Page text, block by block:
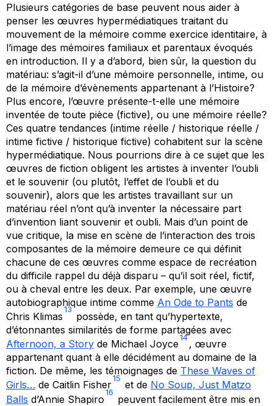
Plusieurs catégories de base peuvent nous aider à
penser les œuvres hypermédiatiques traitant du
mouvement de la mémoire comme exercice identitaire, à
l’image des mémoires familiaux et parentaux évoqués
en introduction. Il y a d’abord, bien sûr, la question du
matériau: s’agit-il d’une mémoire personnelle, intime, ou
de la mémoire d’évènements appartenant à l’Histoire?
Plus encore, l’œuvre présente-t-elle une mémoire
inventée de toute pièce (fictive), ou une mémoire réelle?
Ces quatre tendances (intime réelle / historique réelle /
intime fictive / historique fictive) cohabitent sur la scène
hypermédiatique. Nous pourrions dire à ce sujet que les
œuvres de fiction obligent les artistes à inventer l’oubli
et le souvenir (ou plutôt, l’effet de l’oubli et du
souvenir), alors que les artistes travaillant sur un
matériau réel n’ont qu’à inventer la nécessaire part
d’invention liant souvenir et oubli. Mais d’un point de
vue critique, la mise en scène de l’interaction des trois
composantes de la mémoire demeure ce qui définit
chacune de ces œuvres comme espace de recréation
du difficile rappel du déjà disparu – qu’il soit réel, fictif,
ou à cheval entre les deux. Par exemple, une œuvre
autobiographique intime comme An Ode to Pants de
Chris Klimas
13
possède, en tant qu’hypertexte,
d’étonnantes similarités de forme partagées avec
Afternoon, a Story de Michael Joyce
14
, œuvre
appartenant quant à elle décidément au domaine de la
fiction. De même, les témoignages de These Waves of
Girls… de Caitlin Fisher
15
et de No Soup, Just Matzo
Balls d’Annie Shapiro
16
peuvent facilement être mis en